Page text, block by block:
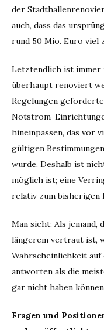
der
auch, dass das
rund 50 Mio. Euro viel
Letztendlich ist immer
überhaupt renoviert
Regelungen
Notstrom-
hineinpassen, das vor
gültigen
wurde. Deshalb ist
möglich ist; eine
relativ zum bisherigen
Man sieht: Als
längerem vertraut ist,
Wahrscheinlichkeit
antworten als die
gar nicht haben
Fragen und